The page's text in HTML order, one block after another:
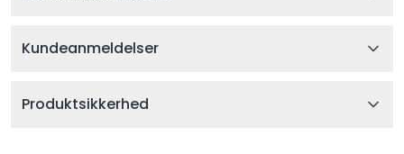
Kundeanmeldelser
Produktsikkerhed